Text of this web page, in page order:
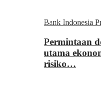
Bank Indonesia
Permintaan
utama
risiko…